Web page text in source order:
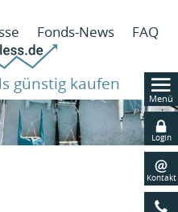
Fonds-News FAQ
günstig kaufen
Login
Kontakt
Menü